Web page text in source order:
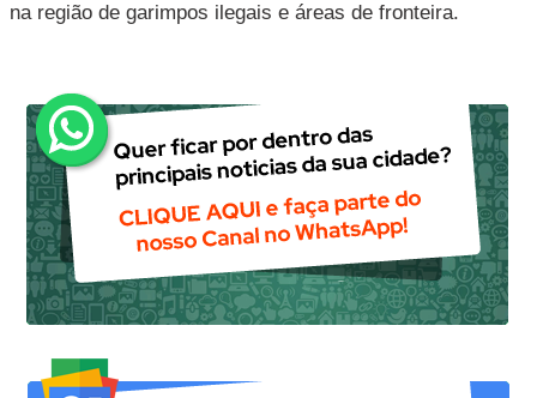
na região de garimpos ilegais e áreas de fronteira.